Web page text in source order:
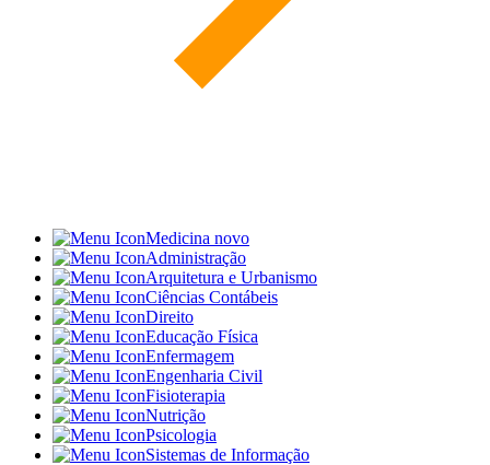
Medicina novo
Administração
Arquitetura e Urbanismo
Ciências Contábeis
Direito
Educação Física
Enfermagem
Engenharia Civil
Fisioterapia
Nutrição
Psicologia
Sistemas de Informação